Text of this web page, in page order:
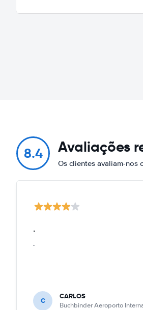
8.4 Avaliações
Os clientes avaliam-nos
.
.
C CARLOS
Buchbinder Aeroporto